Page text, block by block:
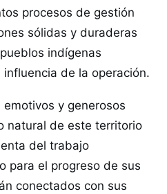
procesos de gestión
sólidas y duraderas
indígenas
de la operación.
y generosos
natural de este territorio
del trabajo
para el progreso de sus
conectados con sus